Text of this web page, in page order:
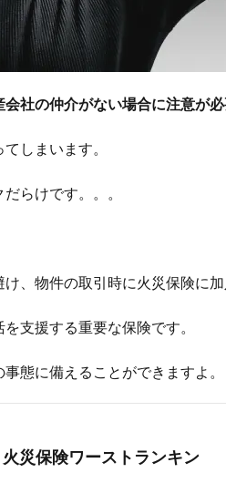
社の仲介がない場合に注意が
しまいます。
らけです。。。
、物件の取引時に火災保険に
支援する重要な保険です。
態に備えることができますよ。
災保険ワーストランキン